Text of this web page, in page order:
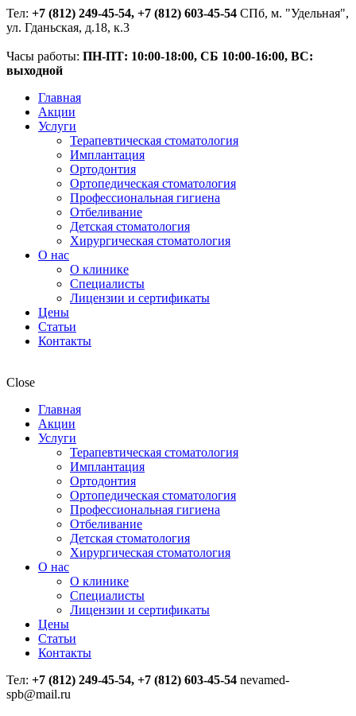
Тел: +7 (812) 249-45-54, +7 (812) 603-45-54 СПб, м. "Удельная",
ул. Гданьская, д.18, к.3
Часы работы: ПН-ПТ: 10:00-18:00, СБ 10:00-16:00, ВС:
выходной
Главная
Акции
Услуги
Терапевтическая стоматология
Имплантация
Ортодонтия
Ортопедическая стоматология
Профессиональная гигиена
Отбеливание
Детская стоматология
Хирургическая стоматология
О нас
О клинике
Специалисты
Лицензии и сертификаты
Цены
Статьи
Контакты
Close
Главная
Акции
Услуги
Терапевтическая стоматология
Имплантация
Ортодонтия
Ортопедическая стоматология
Профессиональная гигиена
Отбеливание
Детская стоматология
Хирургическая стоматология
О нас
О клинике
Специалисты
Лицензии и сертификаты
Цены
Статьи
Контакты
Тел: +7 (812) 249-45-54, +7 (812) 603-45-54 nevamed-
spb@mail.ru